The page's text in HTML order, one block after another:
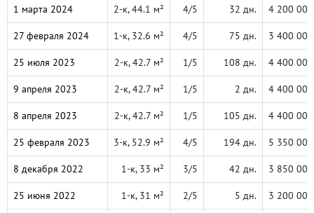
1 марта 2024 2-к, 44.1 м² 4/5 32 дн. 4 200 000
27 февраля 2024 1-к, 32.6 м² 4/5 75 дн. 3 400 000
25 июля 2023 2-к, 42.7 м² 1/5 108 дн. 4 400 000
9 апреля 2023 2-к, 42.7 м² 1/5 2 дн. 4 400 000
8 апреля 2023 2-к, 42.7 м² 1/5 105 дн. 4 400 000
25 февраля 2023 3-к, 52.9 м² 4/5 194 дн. 5 350 000
8 декабря 2022 1-к, 33 м² 3/5 42 дн. 3 850 000
25 июня 2022 1-к, 31 м² 2/5 5 дн. 3 200 000